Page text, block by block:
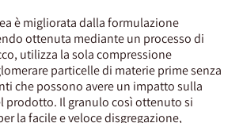
è migliorata dalla formulazione
ottenuta mediante un processo di
utilizza la sola compressione
particelle di materie prime senza
che possono avere un impatto sulla
prodotto. Il granulo così ottenuto si
la facile e veloce disgregazione,